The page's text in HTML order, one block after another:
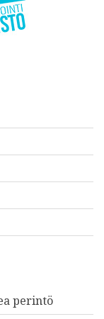
perintö